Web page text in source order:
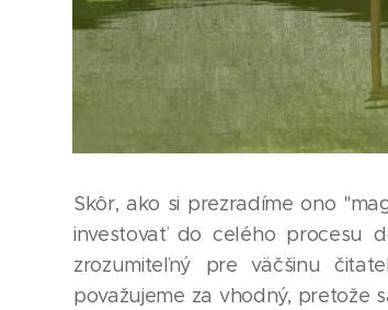
Skôr, ako si prezradíme ono
investovať do celého procesu
zrozumiteľný pre väčšinu
považujeme za vhodný, pretože